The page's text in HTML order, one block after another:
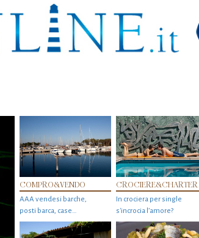
COMPRO&VENDO
AAA vendesi barche,
posti barca, case…
CROCIERE&CHARTER
In crociera per single
s'incrocia l’amore?